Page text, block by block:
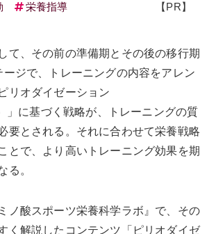
栄養指導 【PR】
て、その前の準備期とその後の移行期
ージで、トレーニングの内容をアレン
リオダイゼーション
」に基づく戦略が、トレーニングの質
要とされる。それに合わせて栄養戦略
とで、より高いトレーニング効果を期
る。
ノ酸スポーツ栄養科学ラボ』で、その
く解説したコンテンツ「ピリオダイゼ